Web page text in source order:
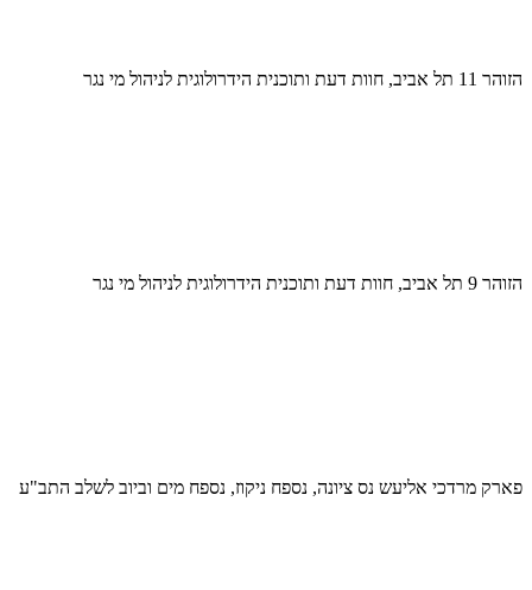
הזוהר 11 תל אביב, חוות דעת ותוכנית הידרולוגית לניהול מי נגר
הזוהר 9 תל אביב, חוות דעת ותוכנית הידרולוגית לניהול מי נגר
פארק מרדכי אליעש נס ציונה, נספח ניקוז, נספח מים וביוב לשלב התב"ע